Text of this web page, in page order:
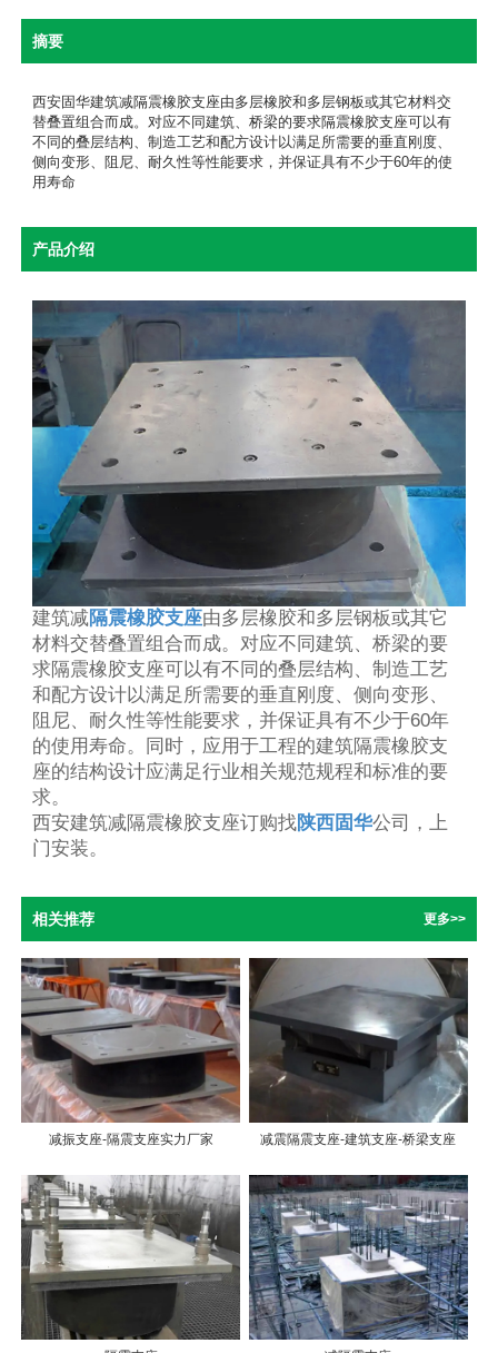
摘要
西安固华建筑减隔震橡胶支座由多层橡胶和多层钢板或其它材料交
替叠置组合而成。对应不同建筑、桥梁的要求隔震橡胶支座可以有
不同的叠层结构、制造工艺和配方设计以满足所需要的垂直刚度、
侧向变形、阻尼、耐久性等性能要求，并保证具有不少于60年的使
用寿命
产品介绍
建筑减隔震橡胶支座由多层橡胶和多层钢板或其它
材料交替叠置组合而成。对应不同建筑、桥梁的要
求隔震橡胶支座可以有不同的叠层结构、制造工艺
和配方设计以满足所需要的垂直刚度、侧向变形、
阻尼、耐久性等性能要求，并保证具有不少于60年
的使用寿命。同时，应用于工程的建筑隔震橡胶支
座的结构设计应满足行业相关规范规程和标准的要
求。
西安建筑减隔震橡胶支座订购找陕西固华公司，上
门安装。
相关推荐 更多>>
减振支座-隔震支座实力厂家 减震隔震支座-建筑支座-桥梁支座